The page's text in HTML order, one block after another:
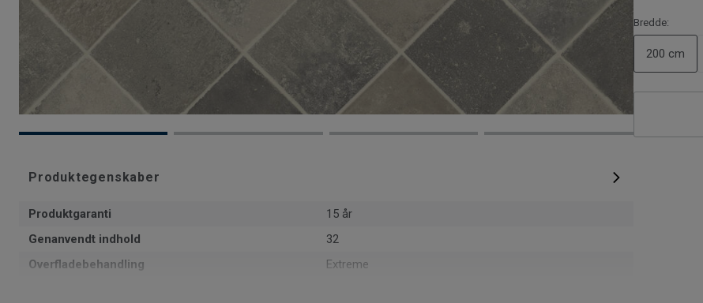
Produktegenskaber
Produktgaranti
15 år
Genanvendt indhold
32
Overfladebehandling
Extreme
Bredde:
200 cm